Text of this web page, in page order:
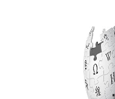
في جروح الرأس. ويعود